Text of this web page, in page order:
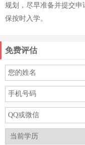
规划，尽早准备并提交
保按时入学。
免费评估